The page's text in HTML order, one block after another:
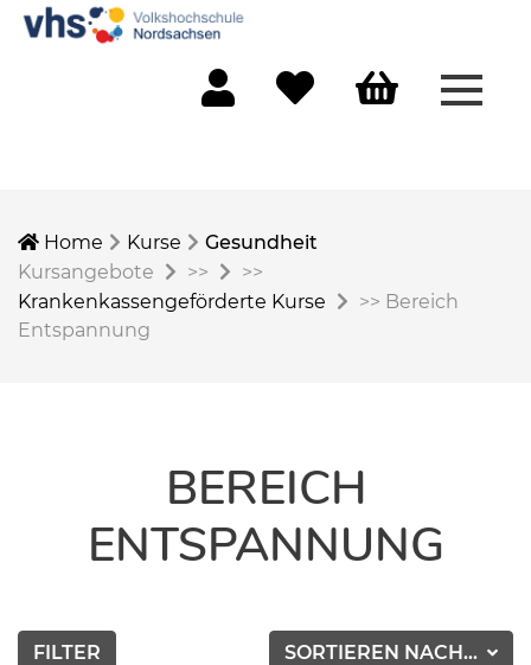
Home Kurse
Gesundheit
Kursangebote
>>
>>
Krankenkassengeförderte Kurse
>> Bereich
Entspannung
BEREICH
ENTSPANNUNG
SORTIEREN NACH...
FILTER